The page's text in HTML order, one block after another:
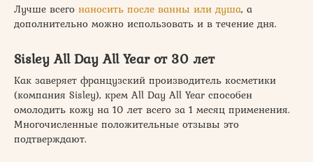
Лучше всего наносить после ванны или душа, а
дополнительно можно использовать и в течение дня.
Sisley All Day All Year от 30 лет
Как заверяет французский производитель косметики
(компания Sisley), крем All Day All Year способен
омолодить кожу на 10 лет всего за 1 месяц применения.
Многочисленные положительные отзывы это
подтверждают.